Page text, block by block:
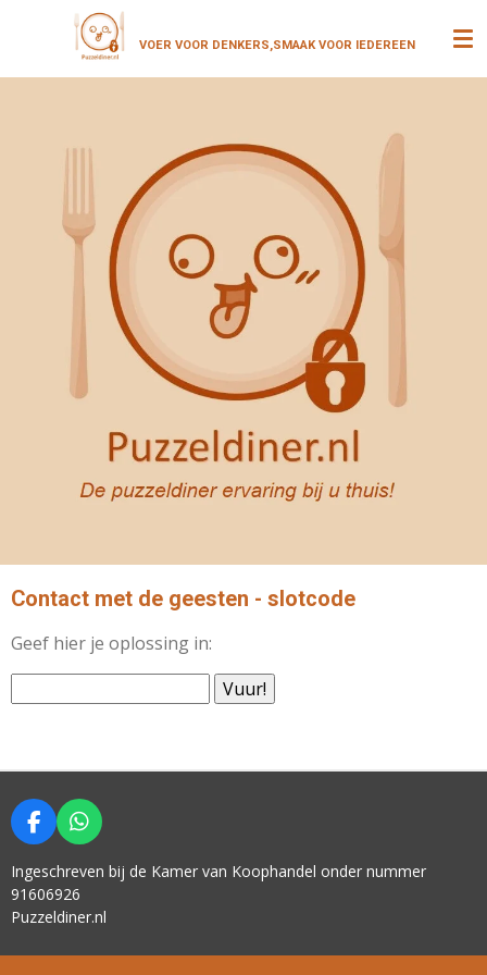
naar
VOER VOOR DENKERS,SMAAK VOOR IEDEREEN
Contact met de geesten - slotcode
Geef hier je oplossing in:
Vuur!
F
A
C
E
B
O
W
H
A
T
S
P
Ingeschreven bij de Kamer van Koophandel onder nummer
91606926
Puzzeldiner.nl